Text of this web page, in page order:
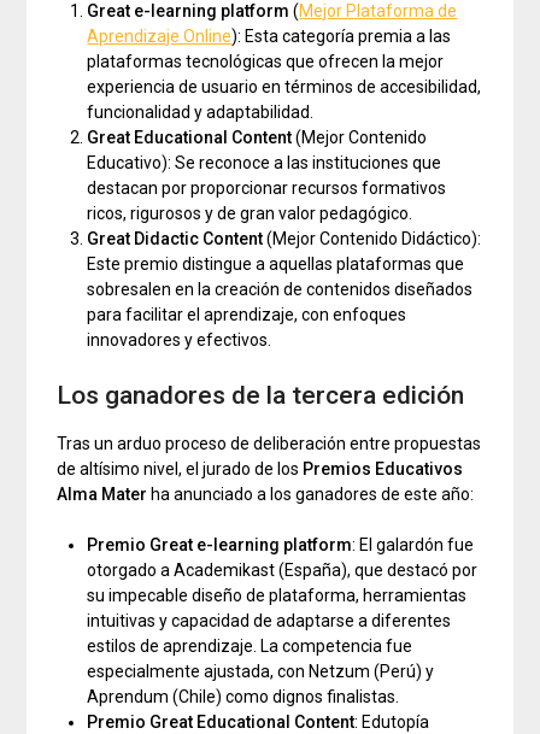
Great e-learning platform (Mejor Plataforma de
Aprendizaje Online): Esta categoría premia a las
plataformas tecnológicas que ofrecen la mejor
experiencia de usuario en términos de accesibilidad,
funcionalidad y adaptabilidad.
Great Educational Content(Mejor Contenido
Educativo): Se reconoce a las instituciones que
destacan por proporcionar recursos formativos
ricos, rigurosos y de gran valor pedagógico.
Great Didactic Content(Mejor Contenido Didáctico):
Este premio distingue a aquellas plataformas que
sobresalen en la creación de contenidos diseñados
para facilitar el aprendizaje, con enfoques
innovadores y efectivos.
Los ganadores de la tercera edición
Tras un arduo proceso de deliberación entre propuestas
de altísimo nivel, el jurado de los Premios Educativos
Alma Mater ha anunciado a los ganadores de este año:
Premio Great e-learning platform: El galardón fue
otorgado a Academikast (España), que destacó por
su impecable diseño de plataforma, herramientas
intuitivas y capacidad de adaptarse a diferentes
estilos de aprendizaje. La competencia fue
especialmente ajustada, con Netzum (Perú) y
Aprendum (Chile) como dignos finalistas.
Premio Great Educational Content: Edutopía